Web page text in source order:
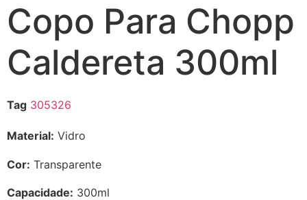
Copo Para Chopp
Caldereta 300ml
Tag 305326
Material: Vidro
Cor: Transparente
Capacidade: 300ml